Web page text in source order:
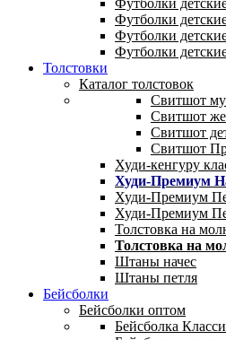
Футболки
Футболки
Футболки
Толстовки
Каталог толстовок
Свитшот
Свитшот
Свитшот
Свитшот
Худи-кенгуру
Худи-Премиум
Худи-Премиум
Худи-Премиум
Толстовка на
Толстовка на
Штаны начес
Штаны петля
Бейсболки
Бейсболки оптом
Бейсболка